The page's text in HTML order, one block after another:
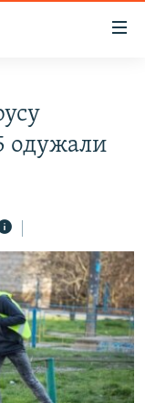
одужали